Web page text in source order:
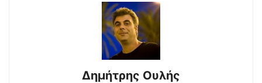
Δημήτρης Ουλής